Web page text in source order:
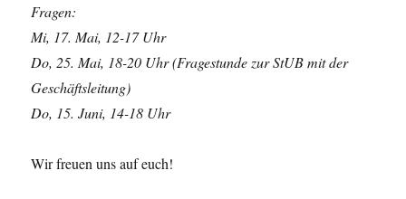
Fragen:
Mi, 17. Mai, 12-17 Uhr
Do, 25. Mai, 18-20 Uhr (Fragestunde zur StUB mit der
Geschäftsleitung)
Do, 15. Juni, 14-18 Uhr
Wir freuen uns auf euch!